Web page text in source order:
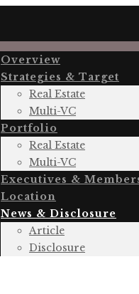
Overview
Strategies & Target
Real Estate
Multi-VC
Portfolio
Real Estate
Multi-VC
Executives &
Location
News & Disclosure
Article
Disclosure